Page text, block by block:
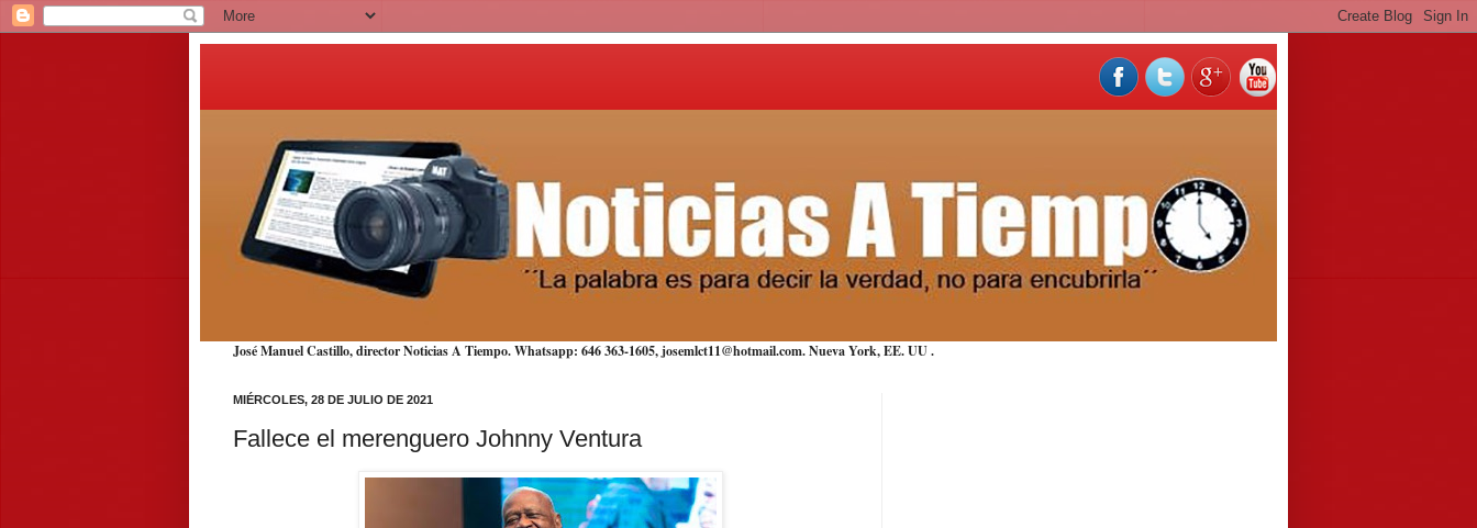
José Manuel Castillo, director Noticias A Tiempo. Whatsapp: 646 363-1605, josemlct11@hotmail.com. Nueva York,EE. UU.
MIÉRCOLES, 28 DE JULIO DE 2021
Fallece el merenguero Johnny Ventura